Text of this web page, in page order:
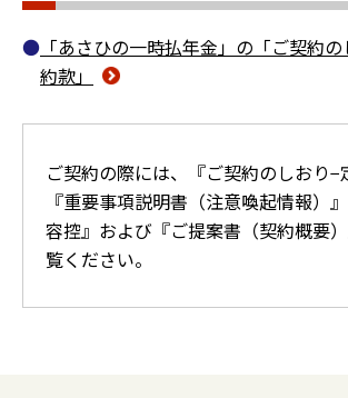
「あさひの一時払年金」の「ご契約
約款」
ご契約の際には、『ご契約のしおり−
『重要事項説明書（注意喚起情報）
容控』および『ご提案書（契約概要
覧ください。